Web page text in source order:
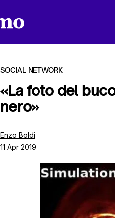
SOCIAL NETWORK
«La foto del
nero»
Enzo Boldi
11 Apr 2019